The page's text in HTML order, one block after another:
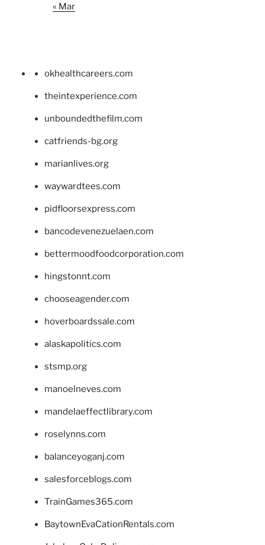
« Mar
okhealthcareers.com
theintexperience.com
unboundedthefilm.com
catfriends-bg.org
marianlives.org
waywardtees.com
pidfloorsexpress.com
bancodevenezuelaen.com
bettermoodfoodcorporation.com
hingstonnt.com
chooseagender.com
hoverboardssale.com
alaskapolitics.com
stsmp.org
manoelneves.com
mandelaeffectlibrary.com
roselynns.com
balanceyoganj.com
salesforceblogs.com
TrainGames365.com
BaytownEvaCationRentals.com